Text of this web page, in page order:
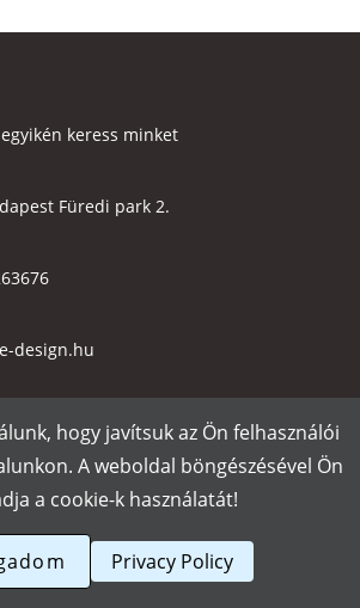
keress minket
Füredi park 2.
design.hu
fizetés Adatvédelmi tájékoztató
ÁSZF
Póló nyomtatás
hogy javítsuk az Ön felhasználói
A weboldal böngészésével Ön
a cookie-k használatát!
Privacy Policy